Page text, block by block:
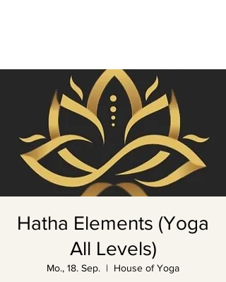
Hatha Elements (Yoga
All Levels)
Mo., 18. Sep.
  |
House of Yoga